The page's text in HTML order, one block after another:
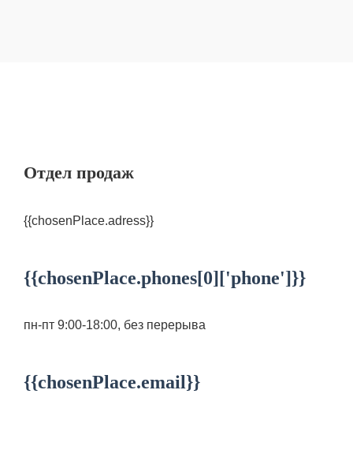
Отдел продаж
{{chosenPlace.phones[0]['phone']}}
{{chosenPlace.email}}
{{chosenPlace.adress}}
пн-пт 9:00-18:00, без перерыва